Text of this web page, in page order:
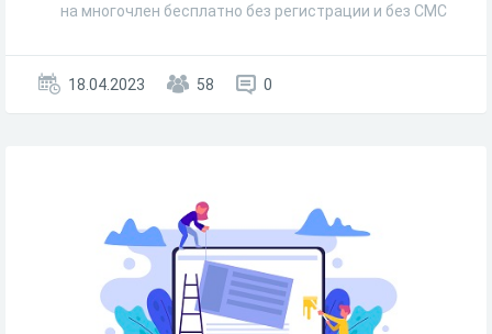
на многочлен бесплатно без регистрации и без СМС
18.04.2023 58 0